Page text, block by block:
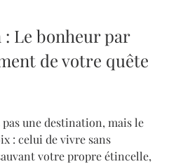
Le bonheur par
de votre quête
une destination, mais le
: celui de vivre sans
votre propre étincelle,